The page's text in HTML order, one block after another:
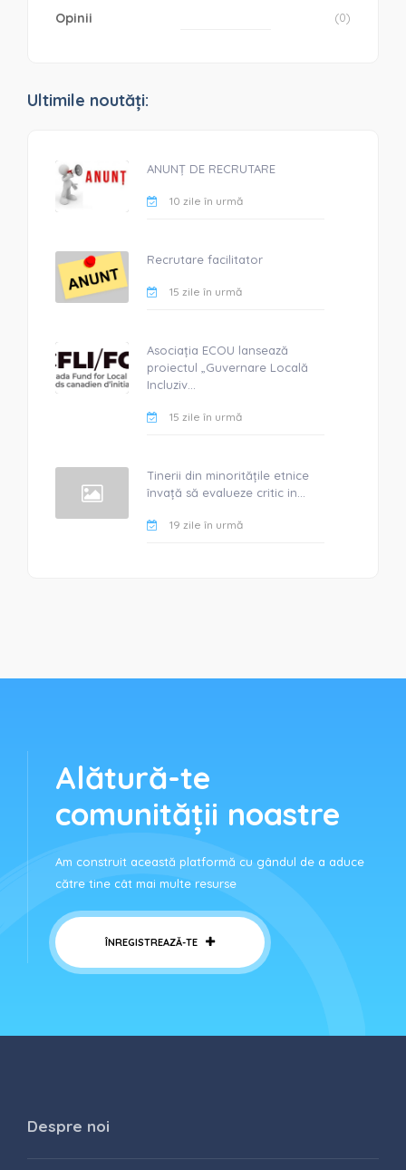
Opinii (0)
Ultimile noutăți:
ANUNȚ DE RECRUTARE
10 zile în urmă
Recrutare facilitator
15 zile în urmă
Asociația ECOU lansează
proiectul „Guvernare Locală
Incluziv...
15 zile în urmă
Tinerii din minoritățile etnice
învață să evalueze critic in...
19 zile în urmă
Alătură-te
comunității noastre
Am construit această platformă cu gândul de a aduce
către tine cât mai multe resurse
ÎNREGISTREAZĂ-TE
Despre noi